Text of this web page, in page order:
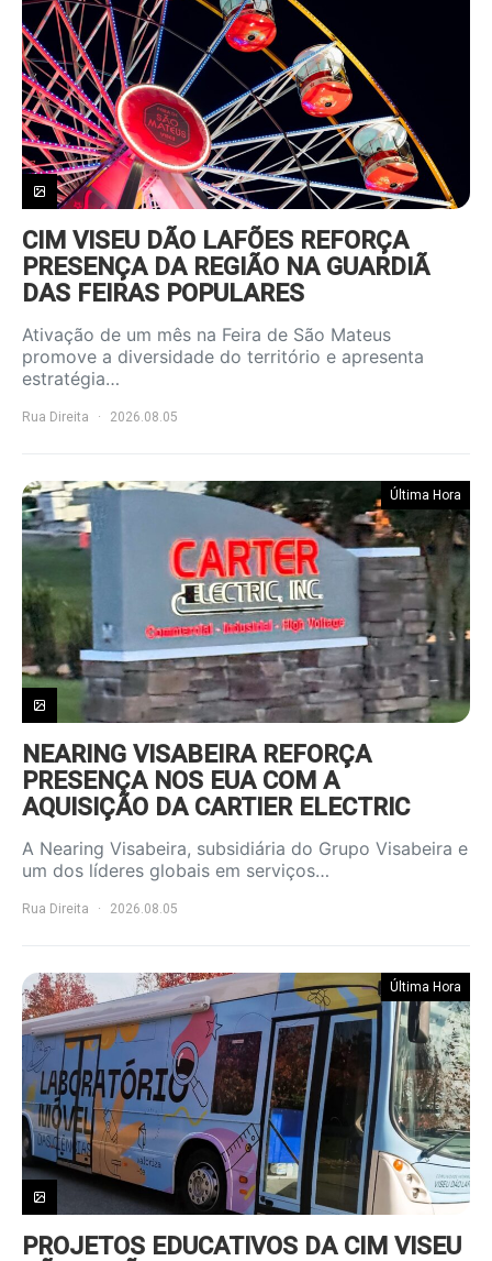
CIM VISEU DÃO LAFÕES REFORÇA
PRESENÇA DA REGIÃO NA GUARDIÃ
DAS FEIRAS POPULARES
Ativação de um mês na Feira de São Mateus
promove a diversidade do território e apresenta
estratégia…
Rua Direita 2026.08.05
Última Hora
NEARING VISABEIRA REFORÇA
PRESENÇA NOS EUA COM A
AQUISIÇÃO DA CARTIER ELECTRIC
A Nearing Visabeira, subsidiária do Grupo Visabeira e
um dos líderes globais em serviços…
Rua Direita 2026.08.05
Última Hora
PROJETOS EDUCATIVOS DA CIM VISEU